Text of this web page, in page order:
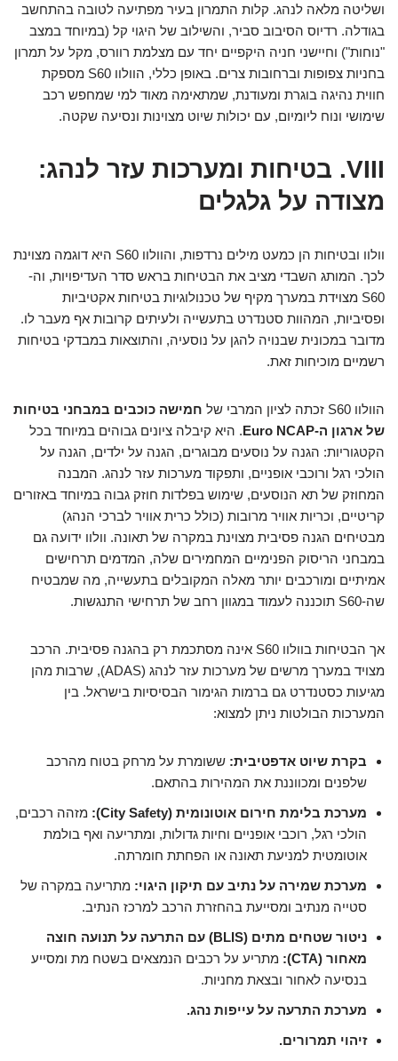
ושליטה מלאה לנהג. קלות התמרון בעיר מפתיעה לטובה בהתחשב
בגודלה. רדיוס הסיבוב סביר, והשילוב של היגוי קל (במיוחד במצב
"נוחות") וחיישני חניה היקפיים יחד עם מצלמת רוורס, מקל על תמרון
בחניות צפופות וברחובות צרים. באופן כללי, הוולוו S60 מספקת
חווית נהיגה בוגרת ומעודנת, שמתאימה מאוד למי שמחפש רכב
שימושי ונוח ליומיום, עם יכולות שיוט מצוינות ונסיעה שקטה.
VIII. בטיחות ומערכות עזר לנהג:
מצודה על גלגלים
וולוו ובטיחות הן כמעט מילים נרדפות, והוולוו S60 היא דוגמה מצוינת
לכך. המותג השבדי מציב את הבטיחות בראש סדר העדיפויות, וה-
S60 מצוידת במערך מקיף של טכנולוגיות בטיחות אקטיביות
ופסיביות, המהוות סטנדרט בתעשייה ולעיתים קרובות אף מעבר לו.
מדובר במכונית שבנויה להגן על נוסעיה, והתוצאות במבדקי בטיחות
רשמיים מוכיחות זאת.
הוולוו S60 זכתה לציון המרבי של
חמישה כוכבים במבחני בטיחות
של ארגון ה-Euro NCAP
. היא קיבלה ציונים גבוהים במיוחד בכל
הקטגוריות: הגנה על נוסעים מבוגרים, הגנה על ילדים, הגנה על
הולכי רגל ורוכבי אופניים, ותפקוד מערכות עזר לנהג. המבנה
המחוזק של תא הנוסעים, שימוש בפלדות חוזק גבוה במיוחד באזורים
קריטיים, וכריות אוויר מרובות (כולל כרית אוויר לברכי הנהג)
מבטיחים הגנה פסיבית מצוינת במקרה של תאונה. וולוו ידועה גם
במבחני הריסוק הפנימיים המחמירים שלה, המדמים תרחישים
אמיתיים ומורכבים יותר מאלה המקובלים בתעשייה, מה שמבטיח
שה-S60 תוכננה לעמוד במגוון רחב של תרחישי התנגשות.
אך הבטיחות בוולוו S60 אינה מסתכמת רק בהגנה פסיבית. הרכב
מצויד במערך מרשים של מערכות עזר לנהג (ADAS), שרבות מהן
מגיעות כסטנדרט גם ברמות הגימור הבסיסיות בישראל. בין
המערכות הבולטות ניתן למצוא:
בקרת שיוט אדפטיבית: ששומרת על מרחק בטוח מהרכב
שלפנים ומכווננת את המהירות בהתאם.
מערכת בלימת חירום אוטונומית (City Safety):
מזהה רכבים,
הולכי רגל, רוכבי אופניים וחיות גדולות, ומתריעה ואף בולמת
אוטומטית למניעת תאונה או הפחתת חומרתה.
מערכת שמירה על נתיב עם תיקון היגוי: מתריעה במקרה של
סטייה מנתיב ומסייעת בהחזרת הרכב למרכז הנתיב.
ניטור שטחים מתים (BLIS) עם התרעה על תנועה חוצה
מאחור (CTA):
מתריע על רכבים הנמצאים בשטח מת ומסייע
בנסיעה לאחור ובצאת מחניות.
מערכת התרעה על עייפות נהג.
זיהוי תמרורים.